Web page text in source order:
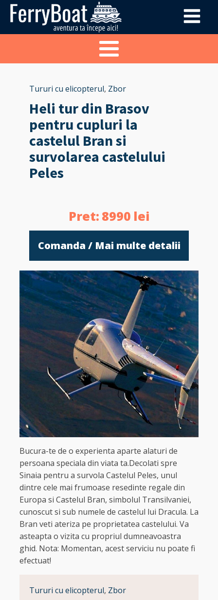
Tururi cu elicopterul, Zbor
Heli tur din Brasov
pentru cupluri la
castelul Bran si
survolarea castelului
Peles
Pret: 8990 lei
Comanda / Mai multe detalii
Bucura-te de o experienta aparte alaturi de
persoana speciala din viata ta.Decolati spre
Sinaia pentru a survola Castelul Peles, unul
dintre cele mai frumoase resedinte regale din
Europa si Castelul Bran, simbolul Transilvaniei,
cunoscut si sub numele de castelul lui Dracula. La
Bran veti ateriza pe proprietatea castelului. Va
asteapta o vizita cu propriul dumneavoastra
ghid. Nota: Momentan, acest serviciu nu poate fi
efectuat!
Tururi cu elicopterul, Zbor